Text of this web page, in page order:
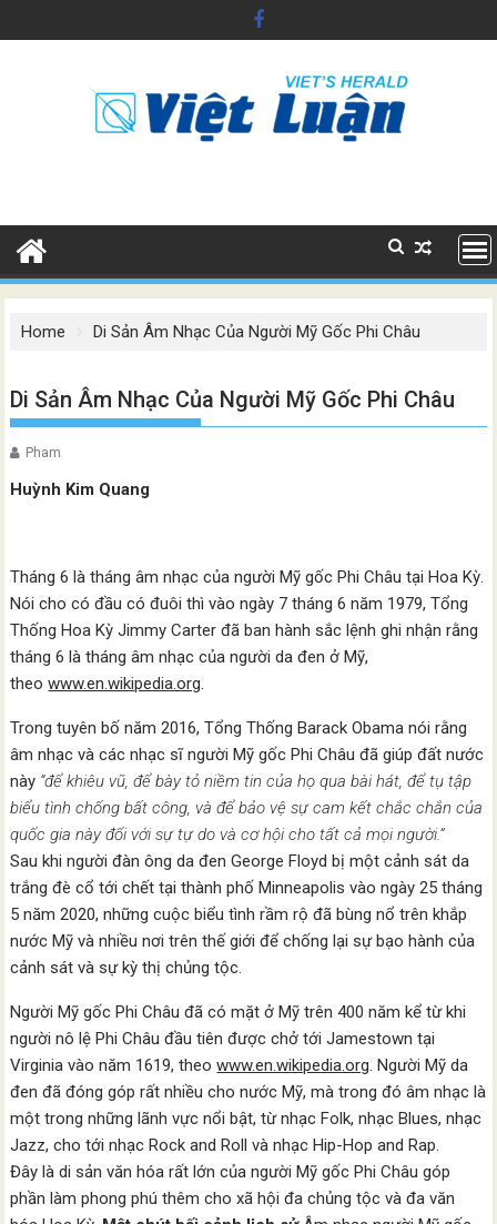
to
Home Di Sản Âm Nhạc Của Người Mỹ Gốc Phi Châu
Di Sản Âm Nhạc Của Người Mỹ Gốc Phi Châu
Pham
Huỳnh Kim Quang
Tháng 6 là tháng âm nhạc của người Mỹ gốc Phi Châu tại Hoa Kỳ.
Nói cho có đầu có đuôi thì vào ngày 7 tháng 6 năm 1979, Tổng
Thống Hoa Kỳ Jimmy Carter đã ban hành sắc lệnh ghi nhận rằng
tháng 6 là tháng âm nhạc của người da đen ở Mỹ,
theowww.en.wikipedia.org.
Trong tuyên bố năm 2016, Tổng Thống Barack Obama nói rằng
âm nhạc và các nhạc sĩ người Mỹ gốc Phi Châu đã giúp đất nước
này “để khiêu vũ, để bày tỏ niềm tin của họ qua bài hát, để tụ tập
biểu tình chống bất công, và để bảo vệ sự cam kết chắc chắn của
quốc gia này đối với sự tự do và cơ hội cho tất cả mọi người.”
Sau khi người đàn ông da đen George Floyd bị một cảnh sát da
trắng đè cổ tới chết tại thành phố Minneapolis vào ngày 25 tháng
5 năm 2020, những cuộc biểu tình rầm rộ đã bùng nổ trên khắp
nước Mỹ và nhiều nơi trên thế giới để chống lại sự bạo hành của
cảnh sát và sự kỳ thị chủng tộc.
Người Mỹ gốc Phi Châu đã có mặt ở Mỹ trên 400 năm kể từ khi
người nô lệ Phi Châu đầu tiên được chở tới Jamestown tại
Virginia vào năm 1619, theowww.en.wikipedia.org. Người Mỹ da
đen đã đóng góp rất nhiều cho nước Mỹ, mà trong đó âm nhạc là
một trong những lãnh vực nổi bật, từ nhạc Folk, nhạc Blues, nhạc
Jazz, cho tới nhạc Rock and Roll và nhạc Hip-Hop and Rap.
Đây là di sản văn hóa rất lớn của người Mỹ gốc Phi Châu góp
phần làm phong phú thêm cho xã hội đa chủng tộc và đa văn